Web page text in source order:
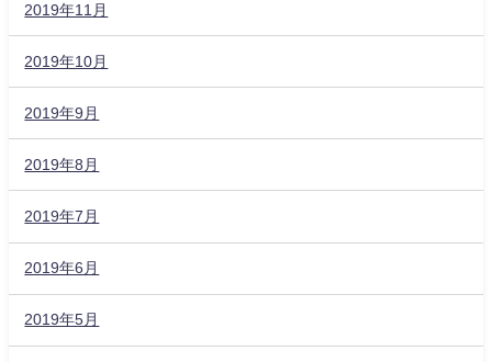
2019年11月
2019年10月
2019年9月
2019年8月
2019年7月
2019年6月
2019年5月